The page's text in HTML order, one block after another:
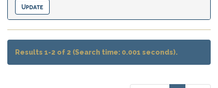
Results 1-2 of 2 (Search time: 0.001 seconds).